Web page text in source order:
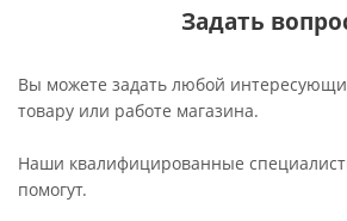
Задать
Вы можете задать любой
товару или работе магазина.
Наши квалифицированные
помогут.